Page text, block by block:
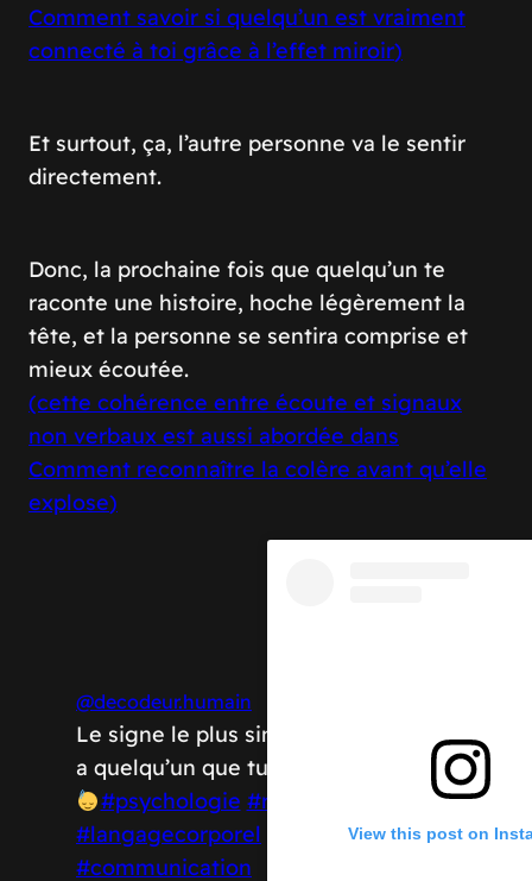
Comment savoir si quelqu’un est vraiment
connecté à toi grâce à l’effet miroir)
Et surtout, ça, l’autre personne va le sentir
directement.
Donc, la prochaine fois que quelqu’un te
raconte une histoire, hoche légèrement la
tête, et la personne se sentira comprise et
mieux écoutée.
(cette cohérence entre écoute et signaux
non verbaux est aussi abordée dans
Comment reconnaître la colère avant qu’elle
explose)
@decodeur.humain
Le signe le plus simple pour montrer
a quelqu’un que tu l’écoute vraiment
#psychologie #relation
#langagecorporel
#nonverbal
#communication
View this post on